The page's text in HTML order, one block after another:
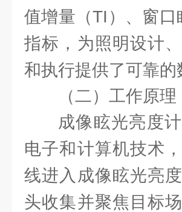
值增量（TI）、窗
指标，为照明设计
和执行提供了可靠的
（二）工作原理
成像眩光亮度
电子和计算机技术
线进入成像眩光亮
头收集并聚焦目标